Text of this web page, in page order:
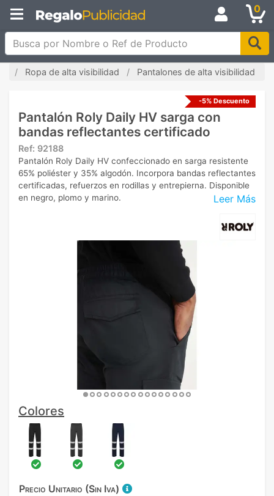
0
Busca por Nombre o Ref de Producto
Ropa de alta visibilidad Pantalones de alta visibilidad
-5% Descuento
Pantalón Roly Daily HV sarga con
bandas reflectantes certificado
Ref: 92188
Leer Más
Pantalón Roly Daily HV confeccionado en sarga resistente
65% poliéster y 35% algodón. Incorpora bandas reflectantes
certificadas, refuerzos en rodillas y entrepierna. Disponible
en negro, plomo y marino.
Colores
Precio Unitario (Sin Iva)